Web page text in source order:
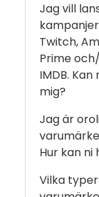
Jag vill
Twitch,
Prime
IMDB. Kan
mig?
Jag är
Hur kan ni
Vilka